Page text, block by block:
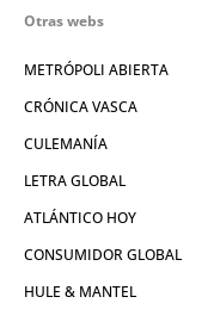
Otras webs
METRÓPOLI ABIERTA
CRÓNICA VASCA
CULEMANÍA
LETRA GLOBAL
ATLÁNTICO HOY
CONSUMIDOR GLOBAL
HULE & MANTEL